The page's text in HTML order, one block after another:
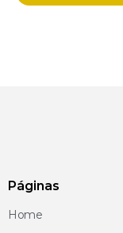
Páginas
Home